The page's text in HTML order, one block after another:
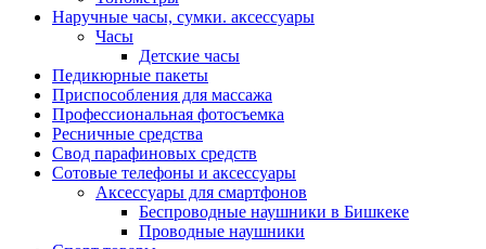
Наручные часы, сумки. аксессуары
Часы
Детские часы
Педикюрные пакеты
Приспособления для массажа
Профессиональная фотосъемка
Ресничные средства
Свод парафиновых средств
Сотовые телефоны и аксессуары
Аксессуары для смартфонов
Беспроводные наушники в Бишкеке
Проводные наушники